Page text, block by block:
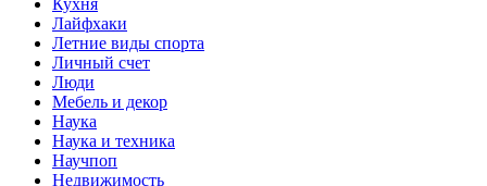
Лайфхаки
Летние виды спорта
Личный счет
Люди
Мебель и декор
Наука
Наука и техника
Научпоп
Недвижимость